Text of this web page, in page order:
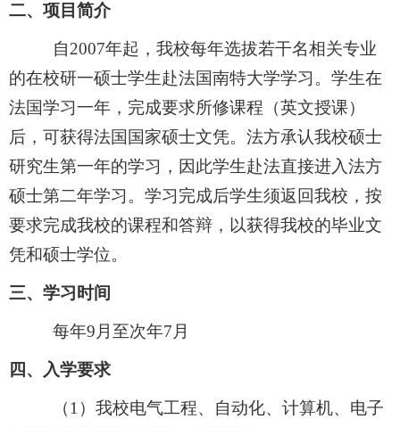
二、项目简介
自2007年起，我校每年选拔若干名相关专业
的在校研一硕士学生赴法国南特大学学习。学生在
法国学习一年，完成要求所修课程（英文授课）
后，可获得法国国家硕士文凭。法方承认我校硕士
研究生第一年的学习，因此学生赴法直接进入法方
硕士第二年学习。学习完成后学生须返回我校，按
要求完成我校的课程和答辩，以获得我校的毕业文
凭和硕士学位。
三、学习时间
每年9月至次年7月
四、入学要求
（1）我校电气工程、自动化、计算机、电子